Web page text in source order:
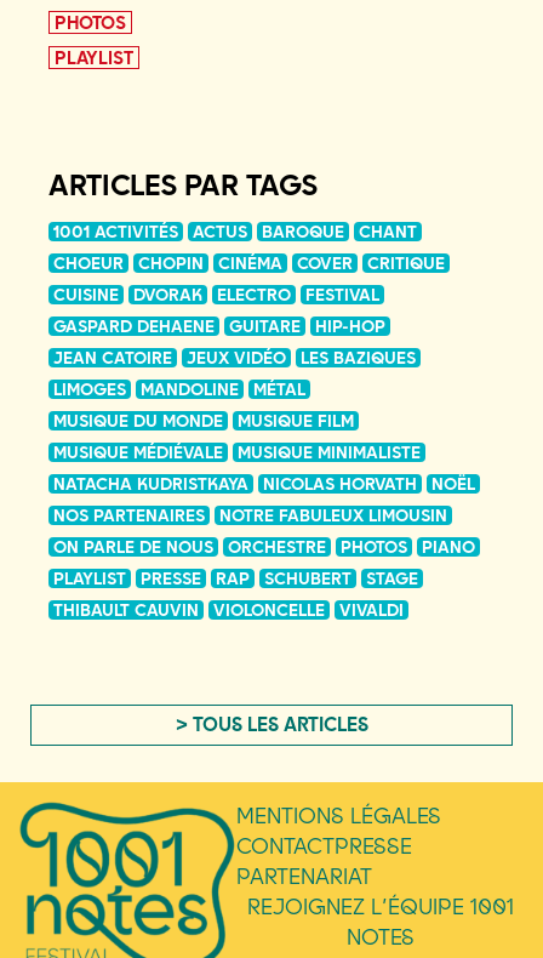
PHOTOS
PLAYLIST
ARTICLES PAR TAGS
1001 ACTIVITÉS ACTUS BAROQUE
CHANT
CHOEUR
CHOPIN CINÉMA COVER
CRITIQUE
CUISINE
DVORAK ELECTRO
FESTIVAL
GASPARD DEHAENE
GUITARE
HIP-HOP
JEAN CATOIRE
JEUX VIDÉO
LES BAZIQUES
LIMOGES
MANDOLINE
MÉTAL
MUSIQUE DU MONDE
MUSIQUE FILM
MUSIQUE MÉDIÉVALE
MUSIQUE MINIMALISTE
NATACHA KUDRISTKAYA
NICOLAS HORVATH
NOËL
NOS PARTENAIRES
NOTRE FABULEUX LIMOUSIN
ON PARLE DE NOUS
ORCHESTRE PHOTOS
PIANO
PLAYLIST
PRESSE RAP SCHUBERT
STAGE
THIBAULT CAUVIN
VIOLONCELLE VIVALDI
> TOUS LES ARTICLES
MENTIONS LÉGALES
CONTACTPRESSE
PARTENARIAT
REJOIGNEZ L’ÉQUIPE 1001
NOTES